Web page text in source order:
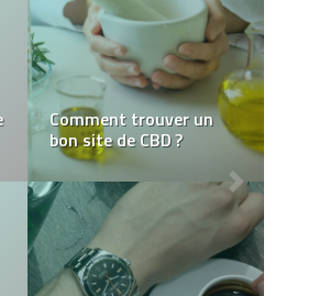
Comment espionner le
compte Snapchat de
quelqu’un ?